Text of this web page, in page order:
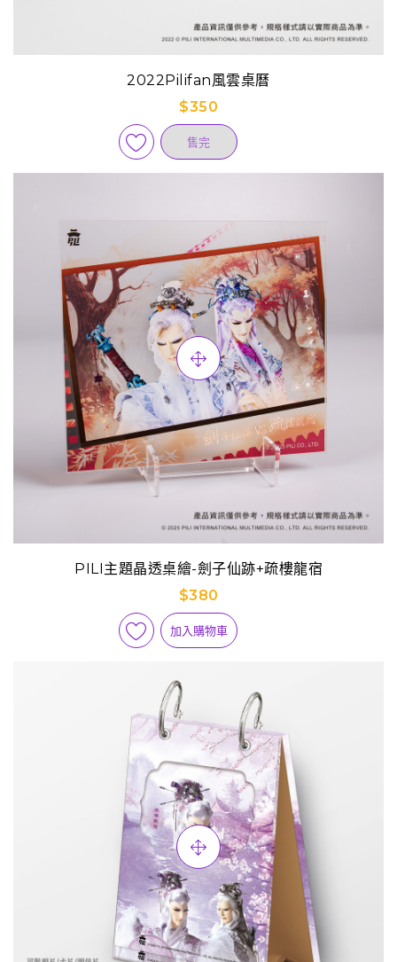
2022Pilifan風雲桌曆
$350
售完
PILI主題晶透桌繪-劍子仙跡+疏樓龍宿
$380
加入購物車